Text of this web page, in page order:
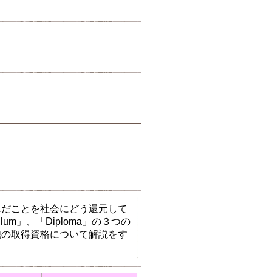
ことを社会にどう還元して
」、「Diploma」の３つの
取得資格について解説をす